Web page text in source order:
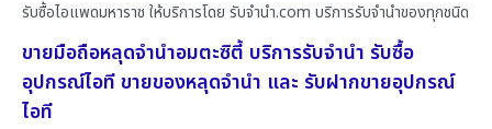
รับซื้อไอแพดมหาราช ให้บริการโดย รับจํานํา.com บริการรับจำนำของทุกชนิด
ขายมือถือหลุดจำนำอมตะซิตี้ บริการรับจำนำ รับซื้อ
อุปกรณ์ไอที ขายของหลุดจำนำ และ รับฝากขายอุปกรณ์
ไอที